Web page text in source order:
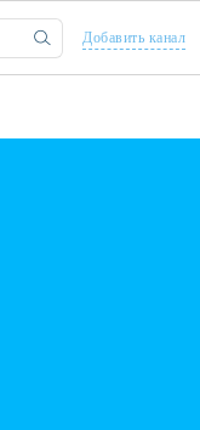
Добавить канал